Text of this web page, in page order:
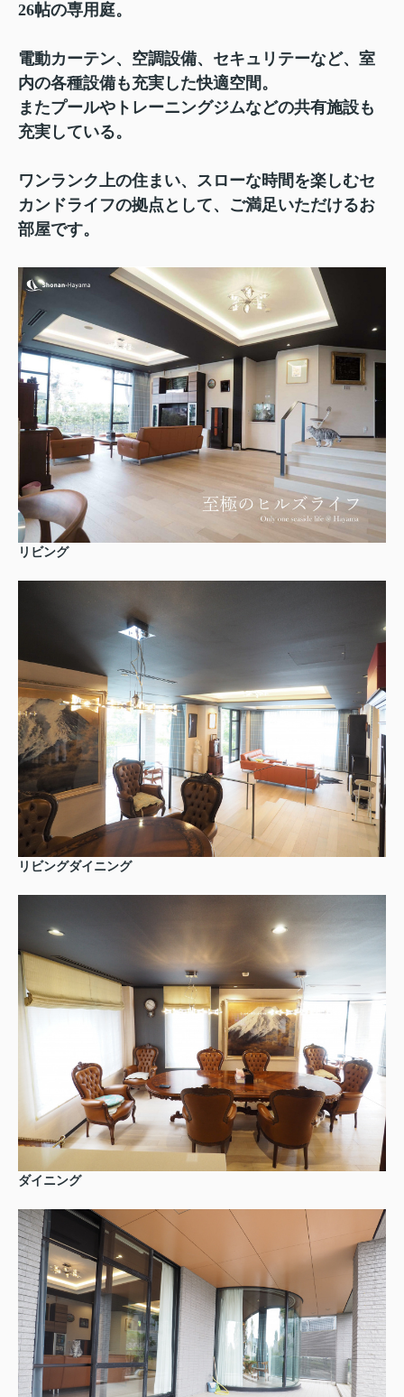
26帖の専用庭。
電動カーテン、空調設備、セキュリテーなど、室
内の各種設備も充実した快適空間。
またプールやトレーニングジムなどの共有施設も
充実している。
ワンランク上の住まい、スローな時間を楽しむセ
カンドライフの拠点として、ご満足いただけるお
部屋です。
リビング
リビングダイニング
ダイニング